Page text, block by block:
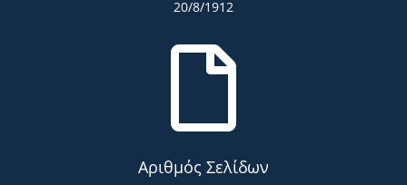
20/8/1912

Αριθμός Σελίδων